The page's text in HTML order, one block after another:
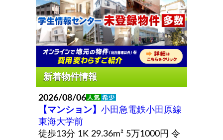
2026/08/06
【マンション】 小田急電鉄小田原線
東海大学前
徒歩13分 1K 29.36m² 5万1000円 令